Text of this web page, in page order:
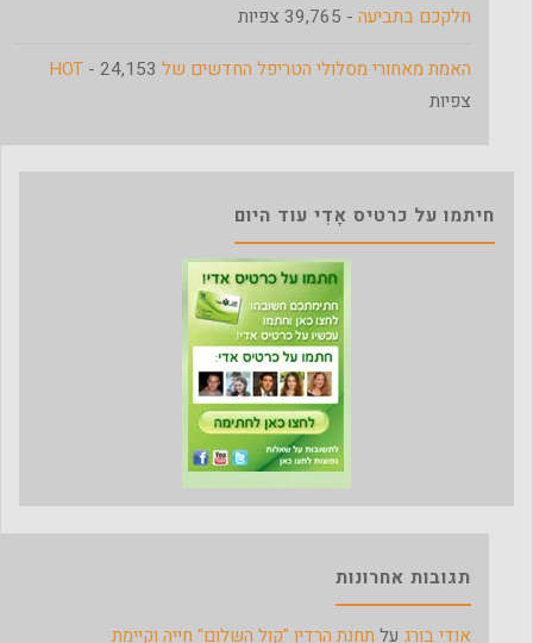
חלקכם בתביעה - 39,765 צפיות
האמת מאחורי מסלולי הטריפל החדשים של HOT - 24,153
צפיות
חיתמו על כרטיס אָדִי עוד היום
תגובות אחרונות
אודי בורג על תחנת הרדיו "קול השלום" חייה וקיימת